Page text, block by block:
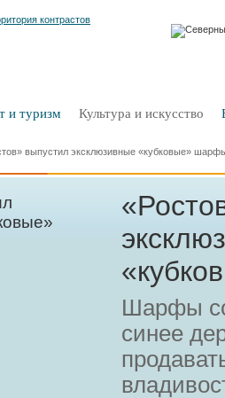
и туризм Культура и искусство
выпустил эксклюзивные «кубковые»
Шарфы
синее